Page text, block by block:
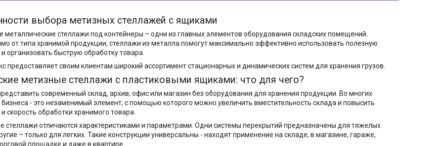
выбора метизных стеллажей с ящиками
металлические стеллажи под контейнеры – одни из главных элементов оборудования складских помещений.
от типа хранимой продукции, стеллажи из металла помогут максимально эффективно использовать полезную
организовать быструю обработку товара.
предоставляет своим клиентам широкий ассортимент стационарных и динамических систем для хранения грузов.
метизные стеллажи с пластиковыми ящиками: что для чего?
современный склад, архив, офис или магазин без оборудования для хранения продукции. Во многих
бизнеса - это незаменимый элемент, с помощью которого можно увеличить вместительность склада и повысить
скорость обработки хранимого товара.
стеллажи отличаются характеристиками и параметрами. Одни системы перекрытий предназначены для тяжелых
– только для легких. Такие конструкции универсальны - находят применение на складе, в магазине, гараже,
площадке и даже в квартире.